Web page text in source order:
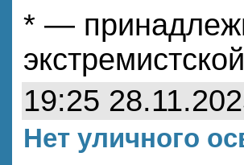
* —
19:25
Нет уличного